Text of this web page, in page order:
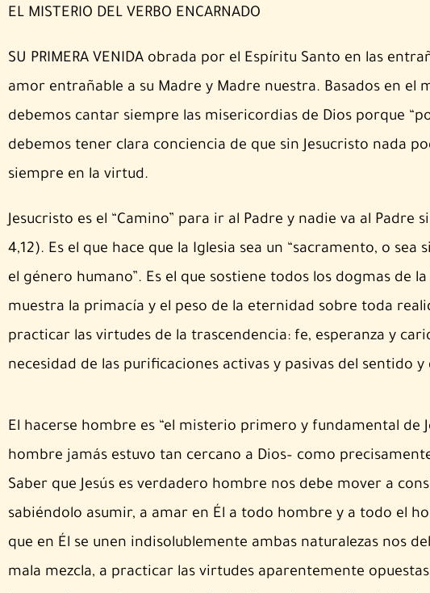
EL MISTERIO DEL VERBO ENCARNADO
SU PRIMERA VENIDA obrada por el Espíritu Santo en las
amor entrañable a su Madre y Madre nuestra. Basados en
debemos cantar siempre las misericordias de Dios porque
debemos tener clara conciencia de que sin Jesucristo nada
siempre en la virtud.
Jesucristo es el “Camino” para ir al Padre y nadie va al
4,12). Es el que hace que la Iglesia sea un “sacramento, o
el género humano”. Es el que sostiene todos los dogmas de
muestra la primacía y el peso de la eternidad sobre toda
practicar las virtudes de la trascendencia: fe, esperanza y
necesidad de las purificaciones activas y pasivas del sentido
El hacerse hombre es “el misterio primero y fundamental de
hombre jamás estuvo tan cercano a Dios– como
Saber que Jesús es verdadero hombre nos debe mover a
sabiéndolo asumir, a amar en Él a todo hombre y a todo el
que en Él se unen indisolublemente ambas naturalezas nos
mala mezcla, a practicar las virtudes aparentemente